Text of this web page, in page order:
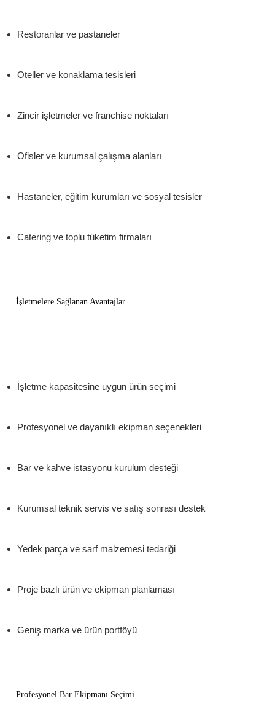
Restoranlar ve pastaneler
Oteller ve konaklama tesisleri
Zincir işletmeler ve franchise noktaları
Ofisler ve kurumsal çalışma alanları
Hastaneler, eğitim kurumları ve sosyal tesisler
Catering ve toplu tüketim firmaları
İşletmelere Sağlanan Avantajlar
İşletme kapasitesine uygun ürün seçimi
Profesyonel ve dayanıklı ekipman seçenekleri
Bar ve kahve istasyonu kurulum desteği
Kurumsal teknik servis ve satış sonrası destek
Yedek parça ve sarf malzemesi tedariği
Proje bazlı ürün ve ekipman planlaması
Geniş marka ve ürün portföyü
Profesyonel Bar Ekipmanı Seçimi